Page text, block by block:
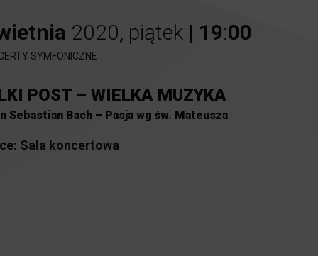
2020, piątek | 19:00
SYMFONICZNE
POST – WIELKA MUZYKA
Sebastian Bach – Pasja wg św. Mateusza
Sala koncertowa